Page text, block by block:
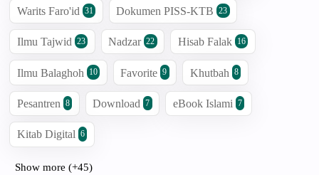
Warits Faro'id 31 Dokumen PISS-KTB 23
Ilmu Tajwid 23 Nadzar 22 Hisab Falak 16
Ilmu Balaghoh 10 Favorite 9 Khutbah 8
Pesantren 8 Download 7 eBook Islami 7
Kitab Digital 6
Show more (+45)